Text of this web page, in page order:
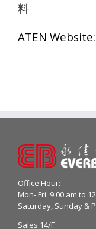
料
ATEN Website:
Office Hour:
Mon- Fri: 9:00 am to
Saturday, Sunday &
Sales 14/F